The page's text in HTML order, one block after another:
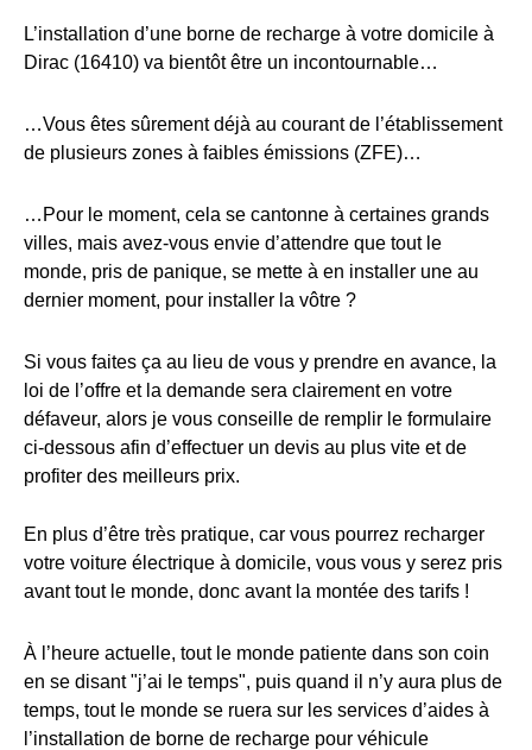
L’installation d’une borne de recharge à votre domicile à
Dirac (16410) va bientôt être un incontournable…
…Vous êtes sûrement déjà au courant de l’établissement
de plusieurs zones à faibles émissions (ZFE)…
…Pour le moment, cela se cantonne à certaines grands
villes, mais avez-vous envie d’attendre que tout le
monde, pris de panique, se mette à en installer une au
dernier moment, pour installer la vôtre ?
Si vous faites ça au lieu de vous y prendre en avance, la
loi de l’offre et la demande sera clairement en votre
défaveur, alors je vous conseille de remplir le formulaire
ci-dessous afin d’effectuer un devis au plus vite et de
profiter des meilleurs prix.
En plus d’être très pratique, car vous pourrez recharger
votre voiture électrique à domicile, vous vous y serez pris
avant tout le monde, donc avant la montée des tarifs !
À l’heure actuelle, tout le monde patiente dans son coin
en se disant "j’ai le temps", puis quand il n’y aura plus de
temps, tout le monde se ruera sur les services d’aides à
l’installation de borne de recharge pour véhicule